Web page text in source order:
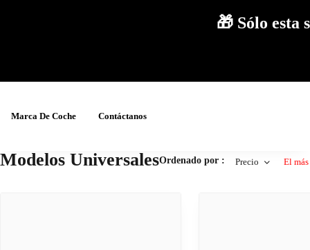
🎁 Sólo
Marca De Coche Contáctanos
Modelos UniversalesOrdenado por : Precio El